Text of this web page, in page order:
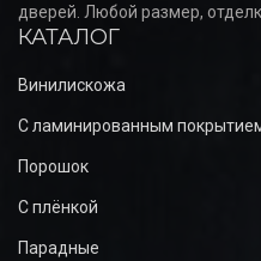
дверей. Любой размер,
КАТАЛОГ
Винилискожа
С ламинированным
Порошок
С плёнкой
Парадные